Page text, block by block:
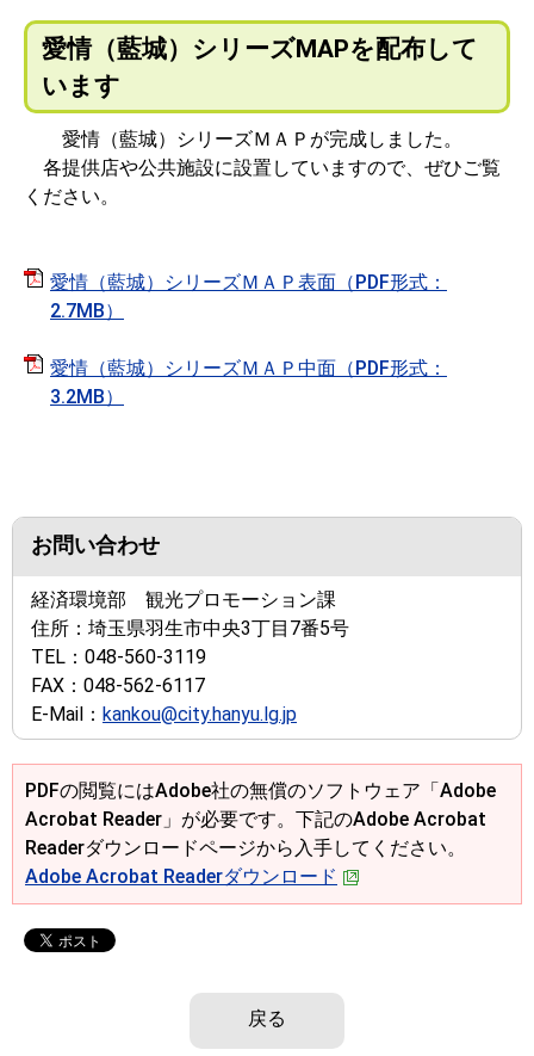
愛情（藍城）シリーズMAPを配布して
います
愛情（藍城）シリーズＭＡＰが完成しました。
各提供店や公共施設に設置していますので、ぜひご覧
ください。
愛情（藍城）シリーズＭＡＰ表面（PDF形式：
2.7MB）
愛情（藍城）シリーズＭＡＰ中面（PDF形式：
3.2MB）
お問い合わせ
経済環境部 観光プロモーション課
住所： 埼玉県羽生市中央3丁目7番5号
TEL： 048-560-3119
FAX： 048-562-6117
E-Mail： kankou@city.hanyu.lg.jp
PDFの閲覧にはAdobe社の無償のソフトウェア「Adobe
Acrobat Reader」が必要です。下記のAdobe Acrobat
Readerダウンロードページから入手してください。
Adobe Acrobat Readerダウンロード
戻る